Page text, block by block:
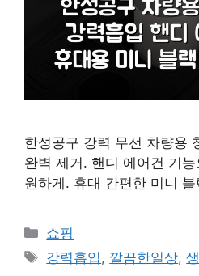
한성공구 강력 무선 차량용
완벽 제거. 핸디 에어건 기
원하게. 휴대 간편한 미니
카
테
고
쇼핑
태
강력흡입 , 깔끔한일상,